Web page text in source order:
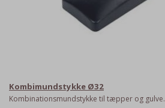
Kombimundstykke Ø32
Kombinationsmundstykke til tæpper og gulve.